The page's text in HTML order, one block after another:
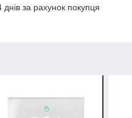
за рахунок покупця